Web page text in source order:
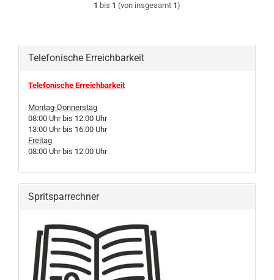
1 bis 1 (von insgesamt 1)
Telefonische Erreichbarkeit
Telefonische Erreichbarkeit
Montag-Donnerstag
08:00 Uhr bis 12:00 Uhr
13:00 Uhr bis 16:00 Uhr
Freitag
08:00 Uhr bis 12:00 Uhr
Spritsparrechner